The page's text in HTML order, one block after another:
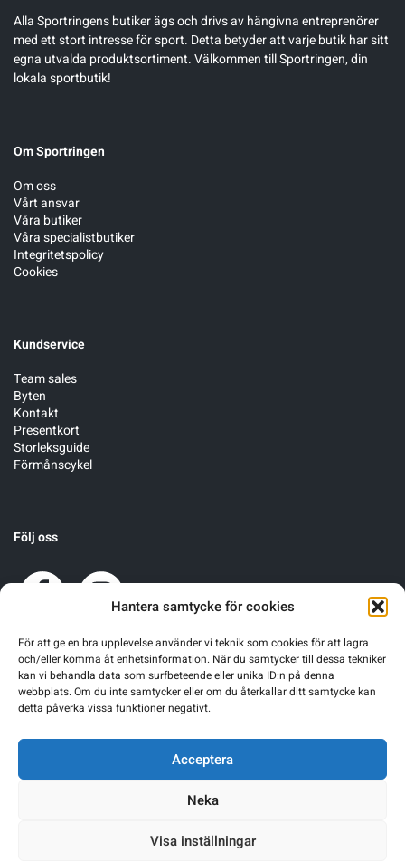
Hantera samtycke för cookies
För att ge en bra upplevelse använder vi teknik som cookies för att lagra
och/eller komma åt enhetsinformation. När du samtycker till dessa tekniker
kan vi behandla data som surfbeteende eller unika ID:n på denna
webbplats. Om du inte samtycker eller om du återkallar ditt samtycke kan
detta påverka vissa funktioner negativt.
Acceptera
Neka
Visa inställningar
Alla Sportringens butiker ägs och drivs av hängivna entreprenörer
med ett stort intresse för sport. Detta betyder att varje butik har sitt
egna utvalda produktsortiment. Välkommen till Sportringen, din
lokala sportbutik!
Om Sportringen
Om oss
Vårt ansvar
Våra butiker
Våra specialistbutiker
Integritetspolicy
Cookies
Kundservice
Team sales
Byten
Kontakt
Presentkort
Storleksguide
Förmånscykel
Följ oss